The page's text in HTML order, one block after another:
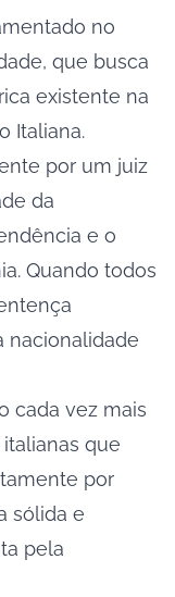
no
que busca
existente na
Italiana.
por um juiz
da
e o
Quando todos
nacionalidade
cada vez mais
que
por
sólida e
pela